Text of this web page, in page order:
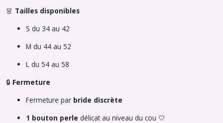
👗 Tailles disponibles
S du 34 au 42
M du 44 au 52
L du 54 au 58
🔒 Fermeture
Fermeture par bride discrète
1 bouton perle délicat au niveau du cou 🤍